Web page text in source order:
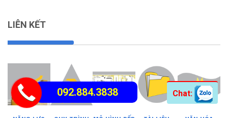
LIÊN KẾT
092.884.3838 Chat: